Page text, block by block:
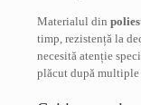
Materialul din
timp, rezistență la
necesită atenție
plăcut după